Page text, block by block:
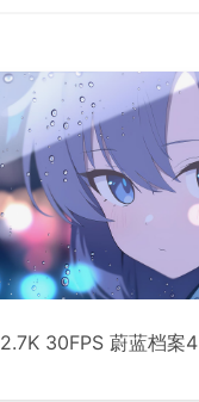
2.7K 30FPS 蔚蓝档案4